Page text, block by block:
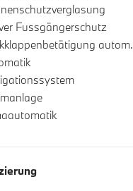
Fussgängerschutz
autom.